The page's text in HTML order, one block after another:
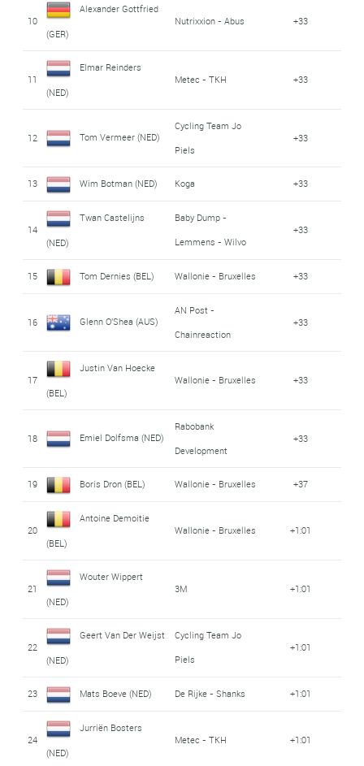
10
Alexander Gottfried
(GER)
Nutrixxion - Abus +33
11
Elmar Reinders
(NED)
Metec - TKH +33
12 Tom Vermeer (NED)
Cycling Team Jo
Piels
+33
13 Wim Botman (NED) Koga +33
14
Twan Castelijns
(NED)
Baby Dump -
Lemmens - Wilvo
+33
15 Tom Dernies (BEL) Wallonie - Bruxelles +33
16 Glenn O'Shea (AUS)
AN Post -
Chainreaction
+33
17
Justin Van Hoecke
(BEL)
Wallonie - Bruxelles +33
18 Emiel Dolfsma (NED)
Rabobank
Development
+33
19 Boris Dron (BEL) Wallonie - Bruxelles +37
20
Antoine Demoitie
(BEL)
Wallonie - Bruxelles +1:01
21
Wouter Wippert
(NED)
3M +1:01
22
Geert Van Der Weijst
(NED)
Cycling Team Jo
Piels
+1:01
23 Mats Boeve (NED) De Rijke - Shanks +1:01
24
Jurriën Bosters
(NED)
Metec - TKH +1:01